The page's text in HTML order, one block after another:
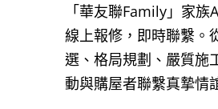
「華友聯Family」家族
線上報修，即時聯繫。
選、格局規劃、嚴質施
動與購屋者聯繫真摯情